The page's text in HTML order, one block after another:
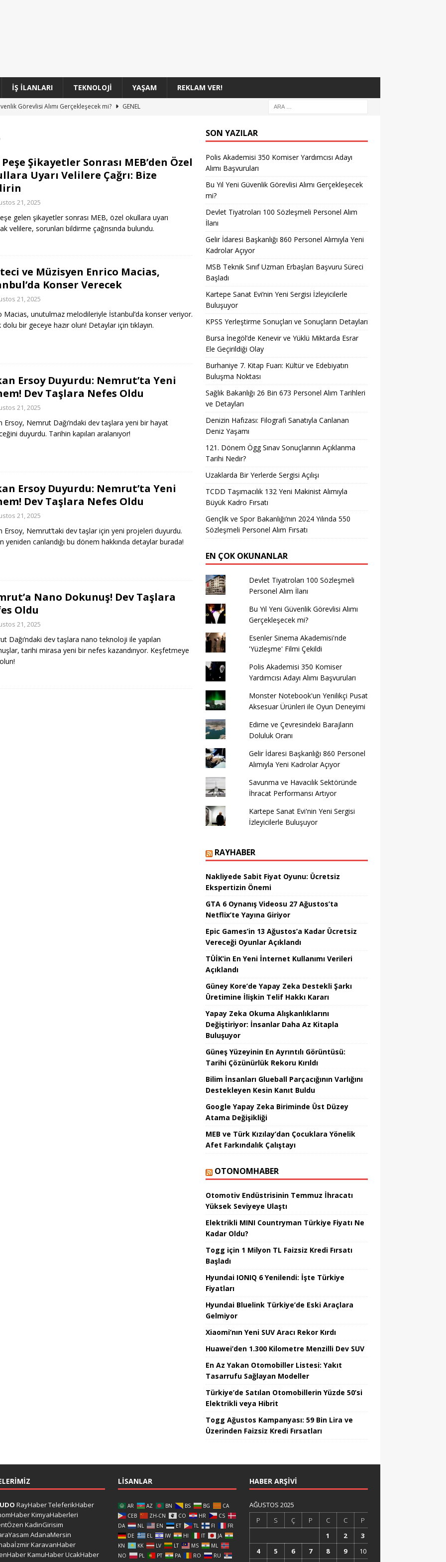
İŞ İLANLARI TEKNOLOJI YAŞAM REKLAM VER!
Görevlisi Alımı Gerçekleşecek mi?
GENEL
860 Personel Alımıyla Yeni Kadrolar Açıyor
Uzman Erbaşları Başvuru Süreci Başladı
GENEL
350 Komiser Yardımcısı Adayı Alımı Başvuruları
GENEL
Peşe Şikayetler Sonrası MEB’den Özel
Uyarı Velilere Çağrı: Bize
21, 2025
gelen şikayetler sonrası MEB, özel okullara uyarı
velilere, sorunları bildirme çağrısında bulundu.
ve Müzisyen Enrico Macias,
Konser Verecek
21, 2025
Macias, unutulmaz melodileriyle İstanbul’da konser veriyor.
dolu bir geceye hazır olun! Detaylar için tıklayın.
Ersoy Duyurdu: Nemrut’ta Yeni
Dev Taşlara Nefes Oldu
21, 2025
Ersoy, Nemrut Dağı’ndaki dev taşlara yeni bir hayat
duyurdu. Tarihin kapıları aralanıyor!
Ersoy Duyurdu: Nemrut’ta Yeni
Dev Taşlara Nefes Oldu
21, 2025
Ersoy, Nemrut’taki dev taşlar için yeni projeleri duyurdu.
yeniden canlandığı bu dönem hakkında detaylar burada!
Nano Dokunuş! Dev Taşlara
Oldu
21, 2025
Dağı’ndaki dev taşlara nano teknoloji ile yapılan
tarihi mirasa yeni bir nefes kazandırıyor. Keşfetmeye
SON YAZILAR
Polis Akademisi 350 Komiser Yardımcısı Adayı
Alımı Başvuruları
Bu Yıl Yeni Güvenlik Görevlisi Alımı Gerçekleşecek
mi?
Devlet Tiyatroları 100 Sözleşmeli Personel Alım
İlanı
Gelir İdaresi Başkanlığı 860 Personel Alımıyla Yeni
Kadrolar Açıyor
MSB Teknik Sınıf Uzman Erbaşları Başvuru Süreci
Başladı
Kartepe Sanat Evi’nin Yeni Sergisi İzleyicilerle
Buluşuyor
KPSS Yerleştirme Sonuçları ve Sonuçların Detayları
Bursa İnegöl’de Kenevir ve Yüklü Miktarda Esrar
Ele Geçirildiği Olay
Burhaniye 7. Kitap Fuarı: Kültür ve Edebiyatın
Buluşma Noktası
Sağlık Bakanlığı 26 Bin 673 Personel Alım Tarihleri
ve Detayları
Denizin Hafızası: Filografi Sanatıyla Canlanan
Deniz Yaşamı
121. Dönem Ögg Sınav Sonuçlarının Açıklanma
Tarihi Nedir?
Uzaklarda Bir Yerlerde Sergisi Açılışı
TCDD Taşımacılık 132 Yeni Makinist Alımıyla
Büyük Kadro Fırsatı
Gençlik ve Spor Bakanlığı’nın 2024 Yılında 550
Sözleşmeli Personel Alım Fırsatı
EN ÇOK OKUNANLAR
Devlet Tiyatroları 100 Sözleşmeli
Personel Alım İlanı
Bu Yıl Yeni Güvenlik Görevlisi Alımı
Gerçekleşecek mi?
Esenler Sinema Akademisi'nde
'Yüzleşme' Filmi Çekildi
Polis Akademisi 350 Komiser
Yardımcısı Adayı Alımı Başvuruları
Monster Notebook'un Yenilikçi Pusat
Aksesuar Ürünleri ile Oyun Deneyimi
Edirne ve Çevresindeki Barajların
Doluluk Oranı
Gelir İdaresi Başkanlığı 860 Personel
Alımıyla Yeni Kadrolar Açıyor
Savunma ve Havacılık Sektöründe
İhracat Performansı Artıyor
Kartepe Sanat Evi'nin Yeni Sergisi
İzleyicilerle Buluşuyor
RAYHABER
Nakliyede Sabit Fiyat Oyunu: Ücretsiz
Ekspertizin Önemi
GTA 6 Oynanış Videosu 27 Ağustos’ta
Netflix’te Yayına Giriyor
Epic Games’in 13 Ağustos’a Kadar Ücretsiz
Vereceği Oyunlar Açıklandı
TÜİK’in En Yeni İnternet Kullanımı Verileri
Açıklandı
Güney Kore’de Yapay Zeka Destekli Şarkı
Üretimine İlişkin Telif Hakkı Kararı
Yapay Zeka Okuma Alışkanlıklarını
Değiştiriyor: İnsanlar Daha Az Kitapla
Buluşuyor
Güneş Yüzeyinin En Ayrıntılı Görüntüsü:
Tarihi Çözünürlük Rekoru Kırıldı
Bilim İnsanları Glueball Parçacığının Varlığını
Destekleyen Kesin Kanıt Buldu
Google Yapay Zeka Biriminde Üst Düzey
Atama Değişikliği
MEB ve Türk Kızılay’dan Çocuklara Yönelik
Afet Farkındalık Çalıştayı
OTONOMHABER
Otomotiv Endüstrisinin Temmuz İhracatı
Yüksek Seviyeye Ulaştı
Elektrikli MINI Countryman Türkiye Fiyatı Ne
Kadar Oldu?
Togg için 1 Milyon TL Faizsiz Kredi Fırsatı
Başladı
Hyundai IONIQ 6 Yenilendi: İşte Türkiye
Fiyatları
Hyundai Bluelink Türkiye’de Eski Araçlara
Gelmiyor
Xiaomi’nın Yeni SUV Aracı Rekor Kırdı
Huawei’den 1.300 Kilometre Menzilli Dev SUV
En Az Yakan Otomobiller Listesi: Yakıt
Tasarrufu Sağlayan Modeller
Türkiye’de Satılan Otomobillerin Yüzde 50’si
Elektrikli veya Hibrit
Togg Ağustos Kampanyası: 59 Bin Lira ve
Üzerinden Faizsiz Kredi Fırsatları
RayHaberTeleferikHaber
KimyaHaberleri
KadinGirisim
AdanaMersin
KaravanHaber
KamuHaberUcakHaber
LISANLAR
AR AZ BN BS BG
CA
CEB
ZH-CN CO HR
CS
DA
NL EN ET TL FI
FR
DE
EL IW HI IT
JA
KN
KK LV LT MS
ML
NO
PL PT PA RO
RU
HABER ARŞIVI
AĞUSTOS 2025
P
S Ç P C C
P
1
2
3
4
5 6 7 8 9 10